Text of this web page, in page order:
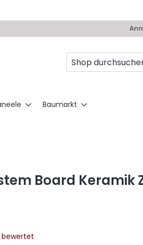
Baumarkt
Board Keramik
bewertet